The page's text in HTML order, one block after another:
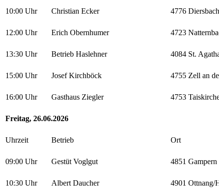
10:00 Uhr Christian Ecker 4776 Diersbach
12:00 Uhr Erich Obernhumer 4723
13:30 Uhr Betrieb Haslehner 4084 St.
15:00 Uhr Josef Kirchböck 4755 Zell an
16:00 Uhr Gasthaus Ziegler 4753
Freitag, 26.06.2026
Uhrzeit Betrieb Ort
09:00 Uhr Gestüt Voglgut 4851 Gampern
10:30 Uhr Albert Daucher 4901 Ottnang/